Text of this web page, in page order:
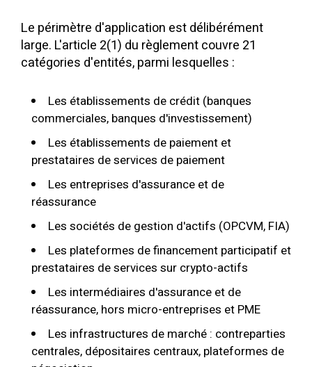
Le périmètre d'application est délibérément
large. L'article 2(1) du règlement couvre 21
catégories d'entités, parmi lesquelles :
Les établissements de crédit (banques
commerciales, banques d'investissement)
Les établissements de paiement et
prestataires de services de paiement
Les entreprises d'assurance et de
réassurance
Les sociétés de gestion d'actifs (OPCVM, FIA)
Les plateformes de financement participatif et
prestataires de services sur crypto-actifs
Les intermédiaires d'assurance et de
réassurance, hors micro-entreprises et PME
Les infrastructures de marché : contreparties
centrales, dépositaires centraux, plateformes de